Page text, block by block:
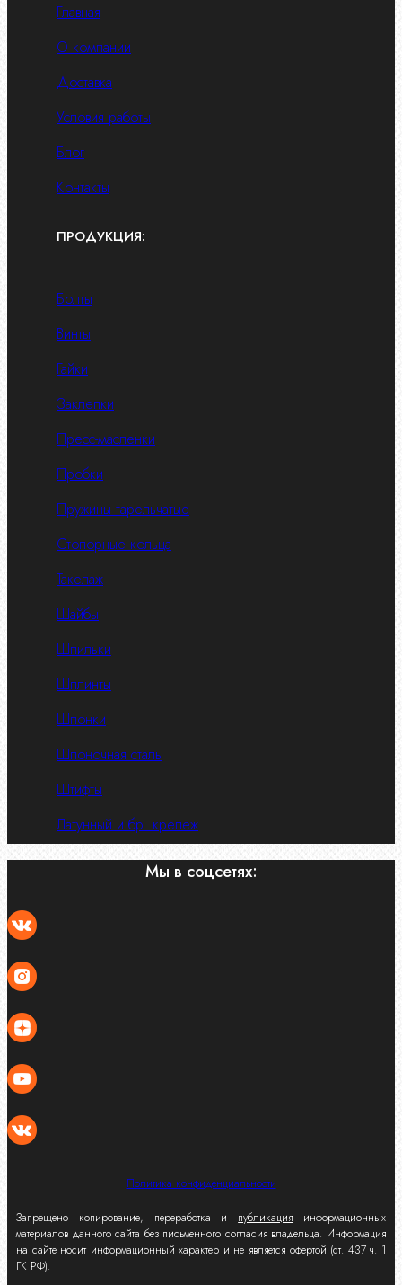
Главная
О компании
Доставка
Условия работы
Блог
Контакты
ПРОДУКЦИЯ:
Болты
Винты
Гайки
Заклепки
Пресс-масленки
Пробки
Пружины тарельчатые
Стопорные кольца
Такелаж
Шайбы
Шпильки
Шплинты
Шпонки
Шпоночная сталь
Штифты
Латунный и бр. крепеж
Мы в соцсетях:
Политика конфиденциальности
Запрещено копирование, переработка и публикация информационных
материалов данного сайта без письменного согласия владельца. Информация
на сайте носит информационный характер и не является офертой (ст. 437 ч. 1
ГК РФ).